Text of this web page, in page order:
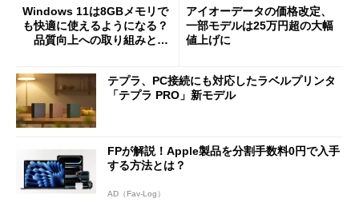
Windows 11は8GBメモリで
も快適に使えるようになる？
品質向上への取り組みと
アイオーデータの価格改定、
一部モデルは25万円超の大幅
値上げに
テプラ、PC接続にも対応したラベルプリンタ
「テプラ PRO」新モデル
FPが解説！Apple製品を分割手数料0円で入手
する方法とは？
AD（Fav-Log）